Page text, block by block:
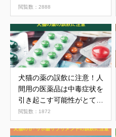
由来の保湿剤
閲覧数：2888
犬猫の薬の誤飲に注意！人
間用の医薬品は中毒症状を
引き起こす可能性がとても
高い
閲覧数：1872